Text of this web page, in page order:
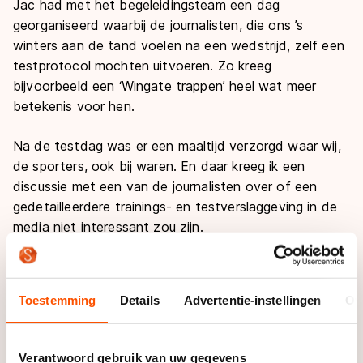
Toestemming Details Advertentie-instellingen
Verantwoord gebruik van uw gegevens
Jac had met het begeleidingsteam een dag
georganiseerd waarbij de journalisten, die ons ’s
winters aan de tand voelen na een wedstrijd, zelf een
testprotocol mochten uitvoeren. Zo kreeg
bijvoorbeeld een ‘Wingate trappen’ heel wat meer
betekenis voor hen.
Na de testdag was er een maaltijd verzorgd waar wij,
de sporters, ook bij waren. En daar kreeg ik een
discussie met een van de journalisten over of een
gedetailleerdere trainings- en testverslaggeving in de
media niet interessant zou zijn.
We werden het er over eens dat al te veel in detail
grote publiek waarschijnlijk niet zo interessant is. Toch
heb ik het idee dat er door kranten hierover betere